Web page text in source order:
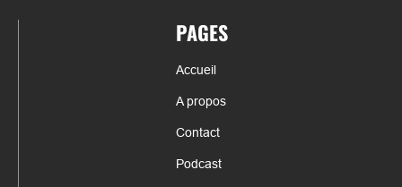
PAGES
Accueil
A propos
Contact
Podcast